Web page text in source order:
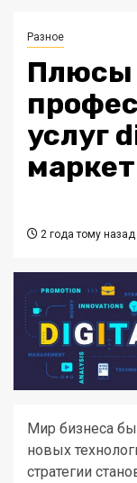
Разное
Плюсы
услуг
2 года тому назад
Мир бизнеса
новых
стратегии